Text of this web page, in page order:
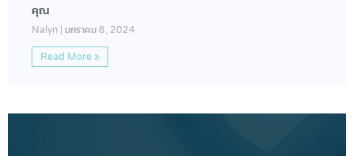
คุณ
Nalyn มกราคม 8, 2024
Read More »